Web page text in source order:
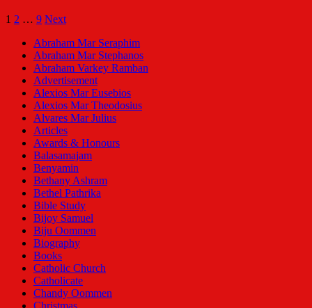
1 2 … 9 Next
Abraham Mar Seraphim
Abraham Mar Stephanos
Abraham Varkey Ramban
Advertisement
Alexios Mar Eusebios
Alexios Mar Theodosius
Alvares Mar Julius
Articles
Awards & Honours
Balasamajam
Benyamin
Bethany Ashram
Bethel Pathrika
Bible Study
Bijoy Samuel
Biju Oommen
Biography
Books
Catholic Church
Catholicate
Chandy Oommen
Christmas